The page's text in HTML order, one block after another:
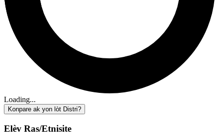
Loading...
Konpare ak yon lòt Distri?
Elèv Ras/Etnisite